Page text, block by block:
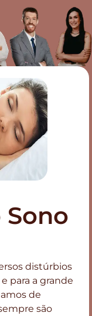
distúrbios
para a grande
de
são